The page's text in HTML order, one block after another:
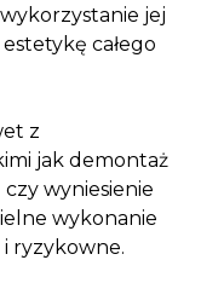
jej
całego
z
jak demontaż
wyniesienie
wykonanie
ryzykowne.